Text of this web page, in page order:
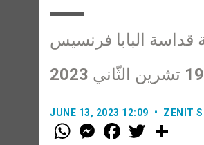
قداسة البابا فرنسيس
JUNE 13, 2023 12:09 ZENIT
W
h
M
e
F
a w